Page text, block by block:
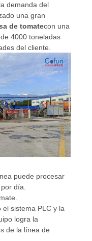
demanda del
una gran
de tomatecon una
4000 toneladas
del cliente.
puede procesar
día.
sistema PLC y la
logra la
de la línea de